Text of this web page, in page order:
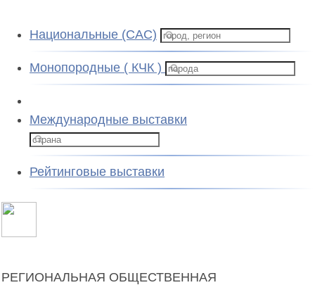
Национальные (CAC)
Монопородные ( КЧК )
Международные выставки
Рейтинговые выставки
РЕГИОНАЛЬНАЯ ОБЩЕСТВЕННАЯ